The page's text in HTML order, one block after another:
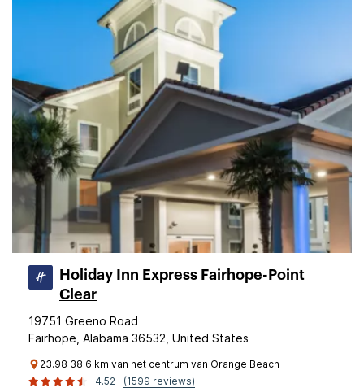
Holiday Inn Express Fairhope-Point
Clear
19751 Greeno Road
Fairhope, Alabama 36532, United States
23.98 38.6 km van het centrum van Orange Beach
4.52
(1599 reviews)